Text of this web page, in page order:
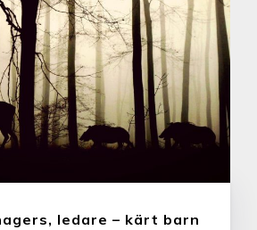
ledare – kärt barn